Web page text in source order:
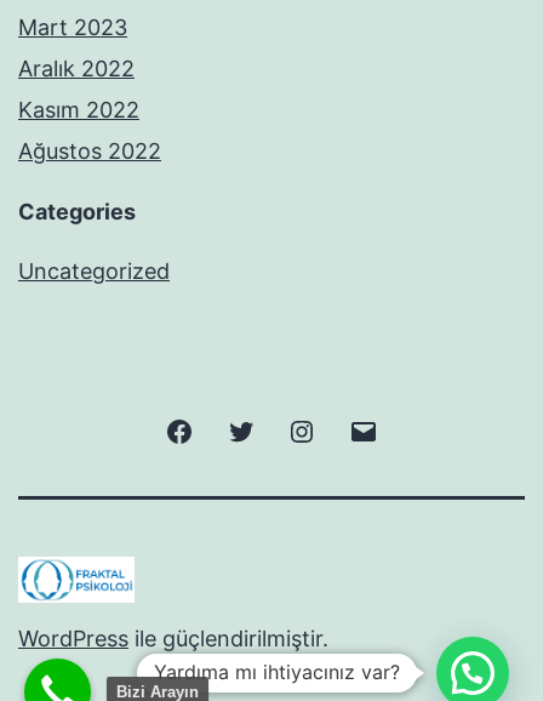
Mart 2023
Aralık 2022
Kasım 2022
Ağustos 2022
Categories
Uncategorized
FacebookTwitter Instagram
WordPress ile güçlendirilmiştir.
Bizi Arayın
Yardıma mı ihtiyacınız var?